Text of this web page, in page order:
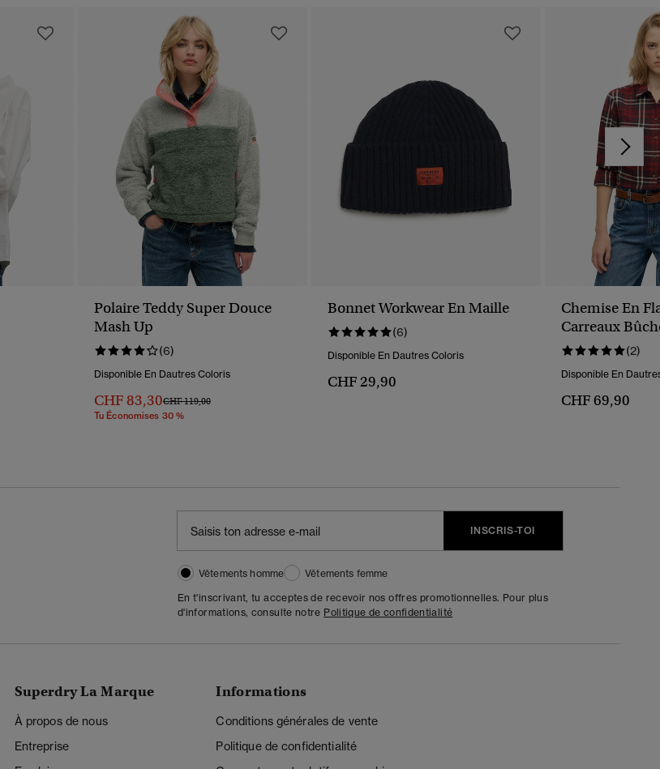
Polaire Teddy Super Douce
Mash Up
(6)
Disponible En Dautres Coloris
CHF 83,30Prix Réduit De
CHF 119,00À
Tu Économises 30 %
Bonnet Workwear En Maille
(6)
Disponible En Dautres Coloris
CHF 29,90
Chemise En
Carreaux
(2)
Disponible En
CHF 69,90
INSCRIS-TOI
Vêtements homme
Vêtements femme
En t'inscrivant, tu acceptes de recevoir nos offres promotionnelles. Pour plus
d'informations, consulte notre Politique de confidentialité
Superdry La Marque
À propos de nous
Entreprise
Informations
Conditions générales de vente
Politique de confidentialité